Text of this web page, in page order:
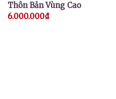
Thôn Bản Vùng Cao
6.000.000₫